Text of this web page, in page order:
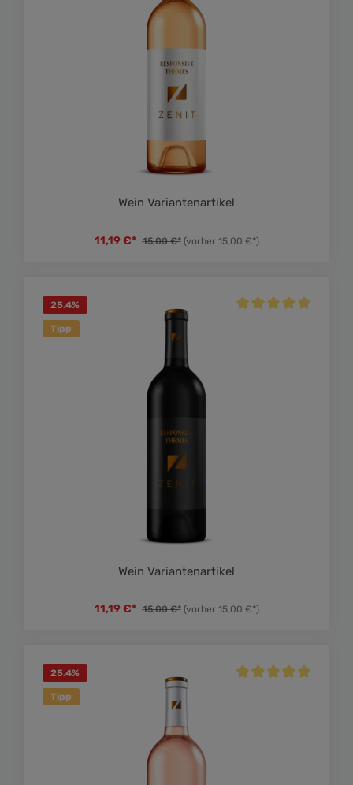
Wein Variantenartikel
11,19 €* 15,00 €* (vorher 15,00 €*)
25.4%
Tipp
Wein Variantenartikel
11,19 €* 15,00 €* (vorher 15,00 €*)
25.4%
Tipp